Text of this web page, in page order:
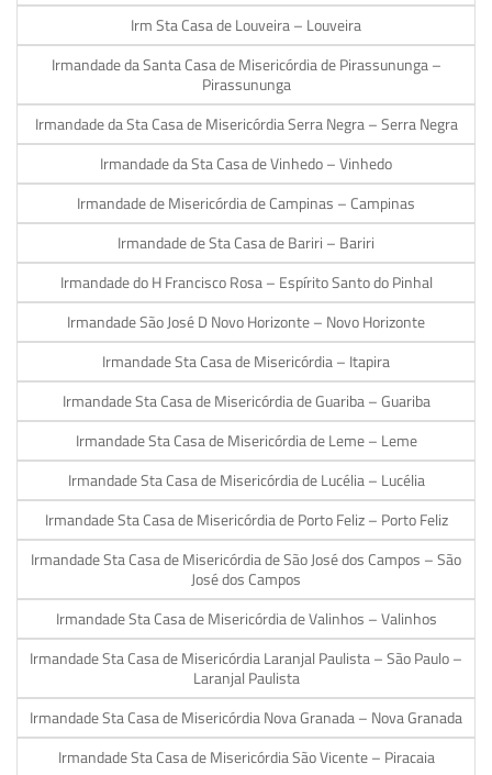
Irm Sta Casa de Louveira – Louveira
Irmandade da Santa Casa de Misericórdia de Pirassununga –
Pirassununga
Irmandade da Sta Casa de Misericórdia Serra Negra – Serra Negra
Irmandade da Sta Casa de Vinhedo – Vinhedo
Irmandade de Misericórdia de Campinas – Campinas
Irmandade de Sta Casa de Bariri – Bariri
Irmandade do H Francisco Rosa – Espírito Santo do Pinhal
Irmandade São José D Novo Horizonte – Novo Horizonte
Irmandade Sta Casa de Misericórdia – Itapira
Irmandade Sta Casa de Misericórdia de Guariba – Guariba
Irmandade Sta Casa de Misericórdia de Leme – Leme
Irmandade Sta Casa de Misericórdia de Lucélia – Lucélia
Irmandade Sta Casa de Misericórdia de Porto Feliz – Porto Feliz
Irmandade Sta Casa de Misericórdia de São José dos Campos – São
José dos Campos
Irmandade Sta Casa de Misericórdia de Valinhos – Valinhos
Irmandade Sta Casa de Misericórdia Laranjal Paulista – São Paulo –
Laranjal Paulista
Irmandade Sta Casa de Misericórdia Nova Granada – Nova Granada
Irmandade Sta Casa de Misericórdia São Vicente – Piracaia